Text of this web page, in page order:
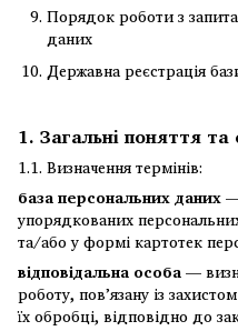
Порядок роботи з
даних
Державна реєстрація
1. Загальні поняття
1.1. Визначення термінів:
база персональних даних
упорядкованих
та/або у формі картотек
відповідальна особа—
роботу, пов’язану із
їх обробці, відповідно до